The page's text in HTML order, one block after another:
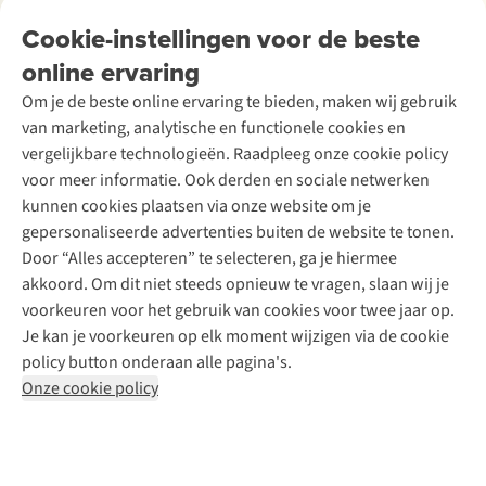
Cookie-instellingen voor de beste
online ervaring
Om je de beste online ervaring te bieden, maken wij gebruik
van marketing, analytische en functionele cookies en
vergelijkbare technologieën. Raadpleeg onze cookie policy
voor meer informatie. Ook derden en sociale netwerken
kunnen cookies plaatsen via onze website om je
gepersonaliseerde advertenties buiten de website te tonen.
Door “Alles accepteren” te selecteren, ga je hiermee
akkoord. Om dit niet steeds opnieuw te vragen, slaan wij je
voorkeuren voor het gebruik van cookies voor twee jaar op.
Je kan je voorkeuren op elk moment wijzigen via de cookie
policy button onderaan alle pagina's.
Onze cookie policy
Garantie
Contact
Onze winkels
Over A.S.Adventure
Toegankelijkheidsverklaring
Ski-onderhoud
Wasservice
Schoenonderhoud
Schoenherstelling
Kledingherstelling
Retouches
Voor bedrijven
A.S.Magazine
Podcast
Explore Academy
Explore Camp
Gear Check
Inspiratie & advies
Meld je aan voor de nieuwsbrief
Follow us
Disclaimer Privacy Policy
Algemene voorwaarden
Cookie Policy